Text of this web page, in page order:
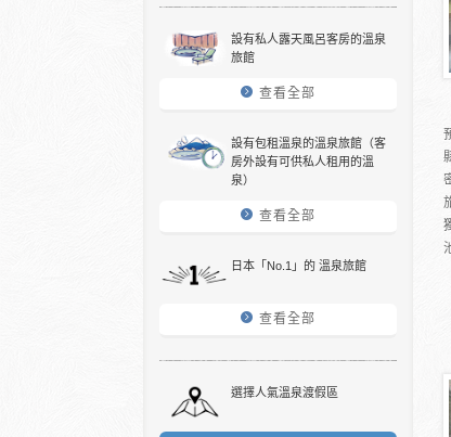
設有私人露天風呂客房的溫泉
旅館
查看全部
設有包租溫泉的溫泉旅館（客
房外設有可供私人租用的溫
泉）
查看全部
日本「No.1」的 溫泉旅館
查看全部
選擇人氣溫泉渡假區